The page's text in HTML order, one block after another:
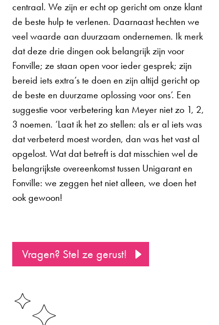
centraal. We zijn er echt op gericht om onze klant
de beste hulp te verlenen. Daarnaast hechten we
veel waarde aan duurzaam ondernemen. Ik merk
dat deze drie dingen ook belangrijk zijn voor
Fonville; ze staan open voor ieder gesprek; zijn
bereid iets extra’s te doen en zijn altijd gericht op
de beste en duurzame oplossing voor ons’. Een
suggestie voor verbetering kan Meyer niet zo 1, 2,
3 noemen. ‘Laat ik het zo stellen: als er al iets was
dat verbeterd moest worden, dan was het vast al
opgelost. Wat dat betreft is dat misschien wel de
belangrijkste overeenkomst tussen Unigarant en
Fonville: we zeggen het niet alleen, we doen het
ook gewoon!
Vragen? Stel ze gerust!